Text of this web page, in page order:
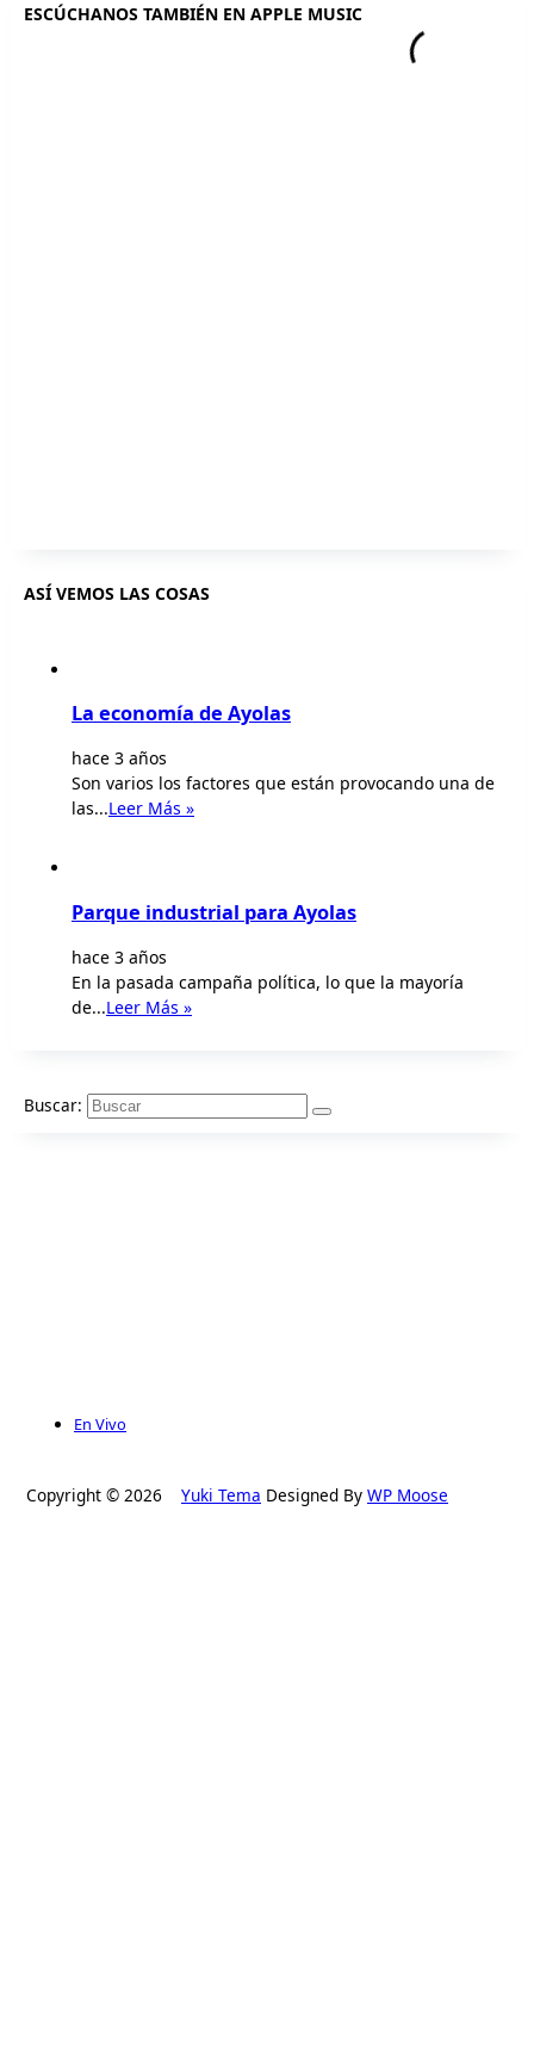
ESCÚCHANOS TAMBIÉN EN APPLE MUSIC
ASÍ VEMOS LAS COSAS
La economía de Ayolas
hace 3 años
Son varios los factores que están provocando una de
las...Leer Más »
Parque industrial para Ayolas
hace 3 años
En la pasada campaña política, lo que la mayoría
de...Leer Más »
Buscar:
En Vivo
Copyright © 2026 Yuki Tema Designed By WP Moose